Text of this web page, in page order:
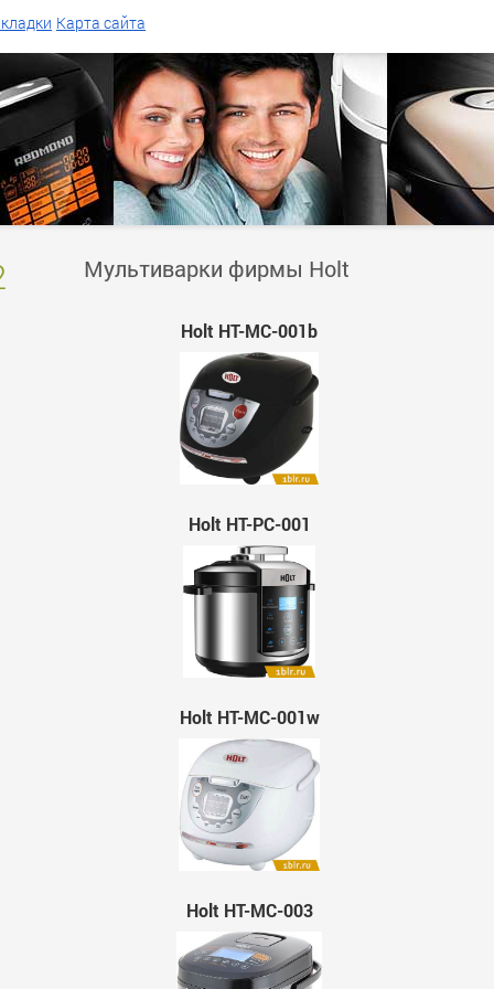
Мультиварки фирмы Holt
Holt HT-MC-001b
Holt HT-PC-001
Holt HT-MC-001w
Holt HT-MC-003
Карта сайта